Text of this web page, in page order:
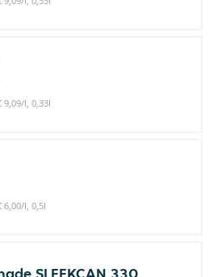
9,09/l, 0,33l
6,00/l, 0,5l